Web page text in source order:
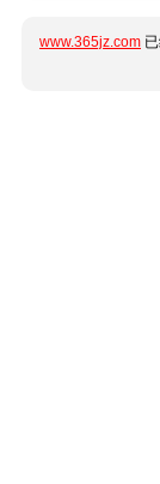
www.365jz.com